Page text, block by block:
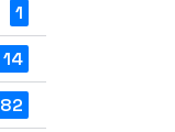
1
14
82